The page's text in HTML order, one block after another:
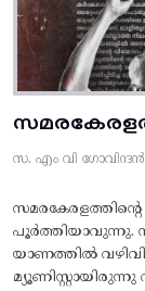
സ. എം വി ഗോവിന്ദൻ
പൂർത്തിയാവുന്നു.
യാണത്തിൽ